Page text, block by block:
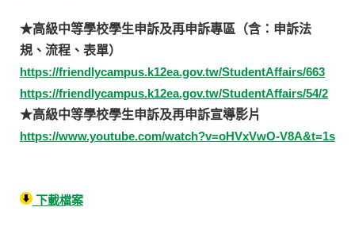
★高級中等學校學生申訴及再申訴專區（含：申訴法
規、流程、表單）
https://friendlycampus.k12ea.gov.tw/StudentAffairs/663
https://friendlycampus.k12ea.gov.tw/StudentAffairs/54/2
★高級中等學校學生申訴及再申訴宣導影片
https://www.youtube.com/watch?v=oHVxVwO-V8A&t=1s
下載檔案